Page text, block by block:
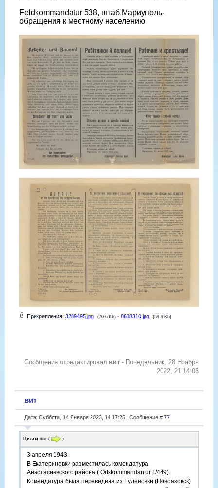
Feldkommandatur 538, штаб Мариуполь-
обращения к местному населению
Прикрепления: 3289495.jpg (70.6 Kb) · 8608310.jpg (59.9 Kb)
Сообщение отредактировал вит - Понедельник, 28 Ноября
2022, 21:14:06
вит
Дата: Суббота, 14 Января 2023, 14:17:25 | Сообщение # 77
Цитата вит ( )
3 апреля 1943
В Екатериновки разместилась комендатура
Анастасиевского района ( Ortskommandantur I./449).
Комендатура была переведена из Буденовки (Новоазовск)